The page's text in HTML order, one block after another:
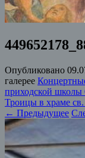
Опубликовано
галерее
приходской школы
Троицы в храме
← Предыдущее